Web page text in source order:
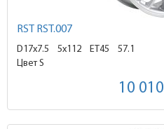
RST RST.007
D17x7.5 5x112 ET45
57.1
Цвет S
10 010